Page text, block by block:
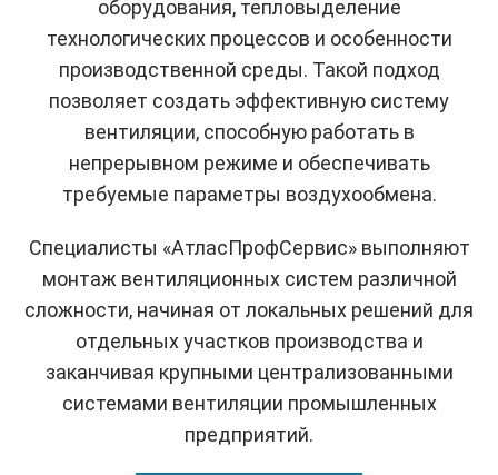
оборудования, тепловыделение
технологических процессов и особенности
производственной среды. Такой подход
позволяет создать эффективную систему
вентиляции, способную работать в
непрерывном режиме и обеспечивать
требуемые параметры воздухообмена.
Специалисты «АтласПрофСервис» выполняют
монтаж вентиляционных систем различной
сложности, начиная от локальных решений для
отдельных участков производства и
заканчивая крупными централизованными
системами вентиляции промышленных
предприятий.